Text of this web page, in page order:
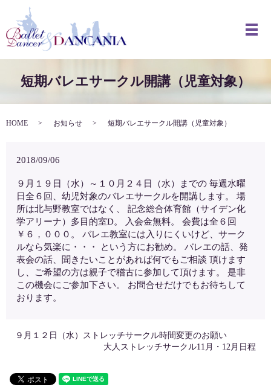
メ
短期バレエサークル開講（児童対象）
HOME お知らせ 短期バレエサークル開講（児童対象）
2018/09/06
９月１９日（水）～１０月２４日（水）までの 毎週水曜
日全６回、幼児対象のバレエサークルを開講します。 場
所は北与野教室ではなく、 記念総合体育館（サイデン化
学アリーナ）多目的室D。 入会金無料。 会費は全６回
￥６，０００。 バレエ教室には入りにくいけど、サーク
ルなら気楽に・・・ という方にお勧め。 バレエの話、発
表会の話、聞きたいことがあれば何でもご相談 頂けます
し、ご希望の方は親子で稽古に参加して頂けます。 是非
この機会にご参加下さい。 お問合せだけでもお待ちして
おります。
９月１２日（水）ストレッチサークル時間変更のお願い
大人ストレッチサークル11月・12月日程